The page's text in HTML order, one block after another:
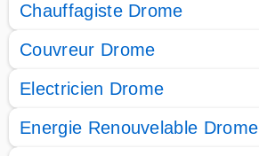
Chauffagiste Drome
Couvreur Drome
Electricien Drome
Energie Renouvelable Drome